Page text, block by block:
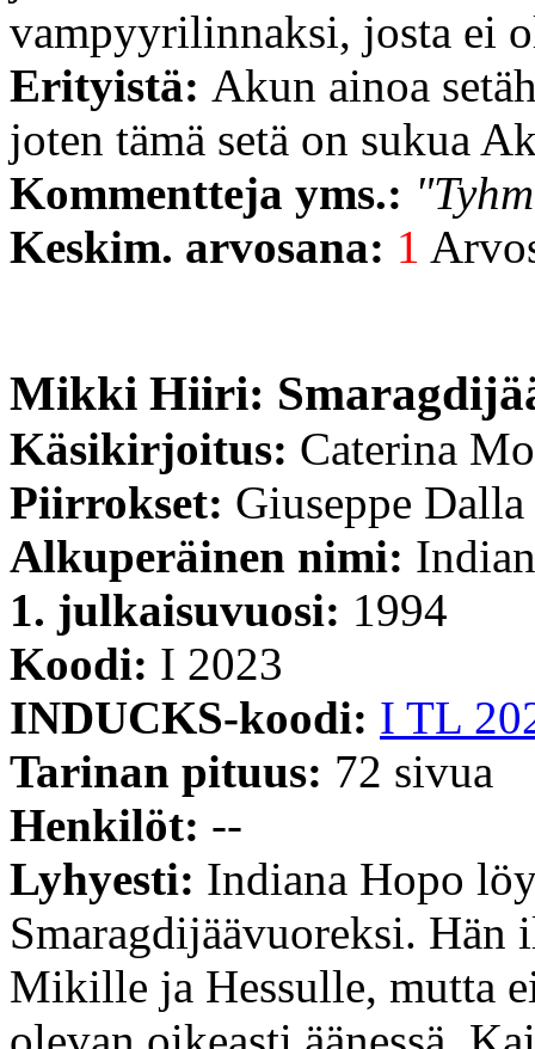
vampyyrilinnaksi, josta ei
Erityistä: Akun ainoa
joten tämä setä on sukua
Kommentteja yms.:
Keskim. arvosana: 1
Mikki Hiiri:
Käsikirjoitus: Caterina
Piirrokset: Giuseppe Dalla
Alkuperäinen nimi:
1. julkaisuvuosi: 1994
Koodi: I 2023
INDUCKS-koodi: I TL
Tarinan pituus: 72 sivua
Henkilöt: --
Lyhyesti: Indiana Hopo
Smaragdijäävuoreksi.
Mikille ja Hessulle, mutta